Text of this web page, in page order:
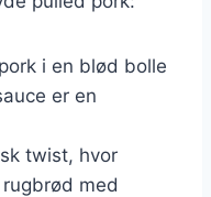
i en blød bolle
er en
twist, hvor
med